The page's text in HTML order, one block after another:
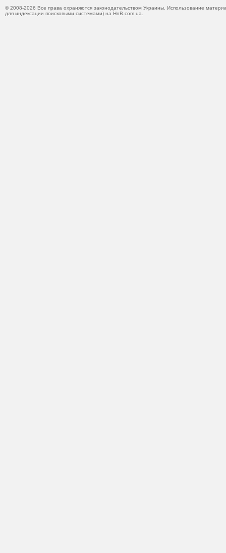
© 2008-2026 Все права охраняются законодательством Украины. Использование
для индексации поисковыми системами) на HnB.com.ua.